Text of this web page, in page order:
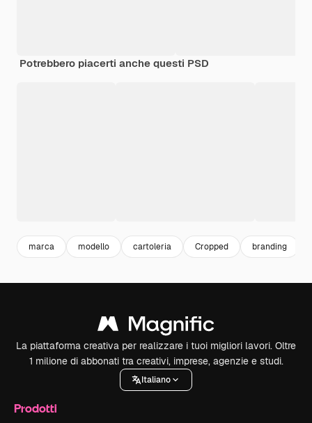
Potrebbero piacerti anche questi PSD
marca modello cartoleria Cropped branding
La piattaforma creativa per realizzare i tuoi migliori lavori. Oltre
1 milione di abbonati tra creativi, imprese, agenzie e studi.
Italiano
Prodotti